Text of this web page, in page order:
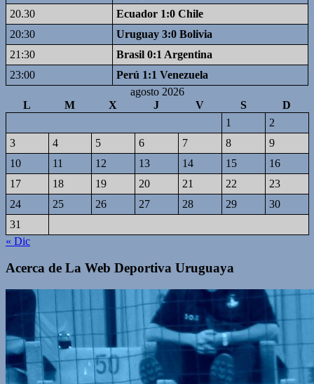
20.30
Ecuador 1:0 Chile
20:30
Uruguay 3:0 Bolivia
21:30
Brasil 0:1 Argentina
23:00
Perú 1:1 Venezuela
agosto 2026
L
M X J V S
D
1
2
3
4 5 6 7 8
9
10
11 12 13 14 15
16
17
18 19 20 21 22
23
24
25 26 27 28 29
30
31
« Dic
Acerca de La Web Deportiva Uruguaya